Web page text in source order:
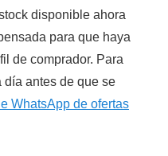
disponible ahora
para que haya
de comprador. Para
día antes de que se
WhatsApp de ofertas